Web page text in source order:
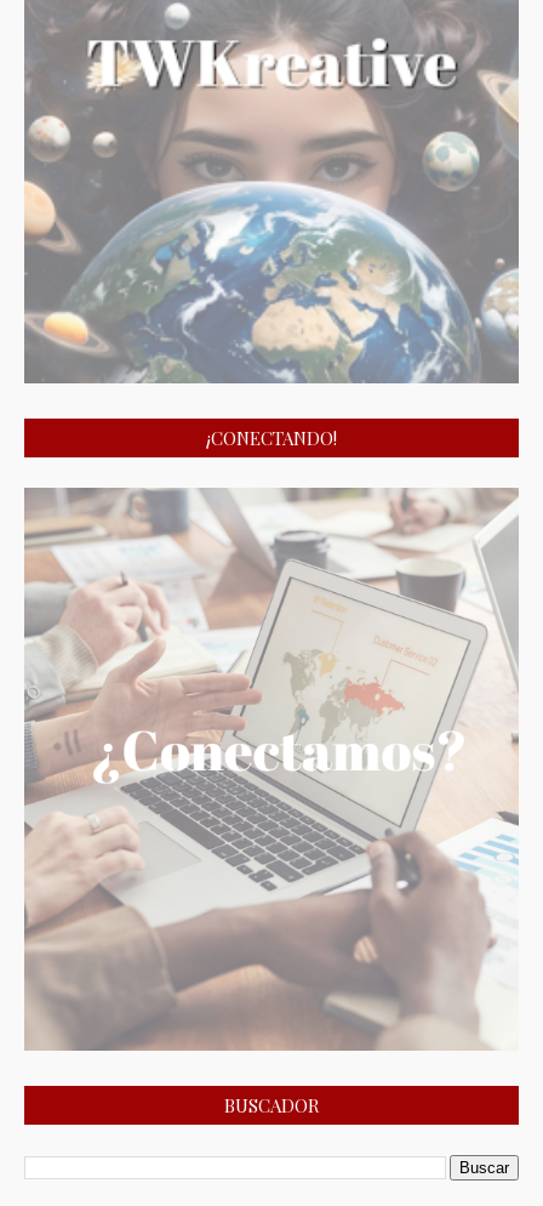
¡CONECTANDO!
BUSCADOR